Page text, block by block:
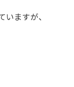
ますが、